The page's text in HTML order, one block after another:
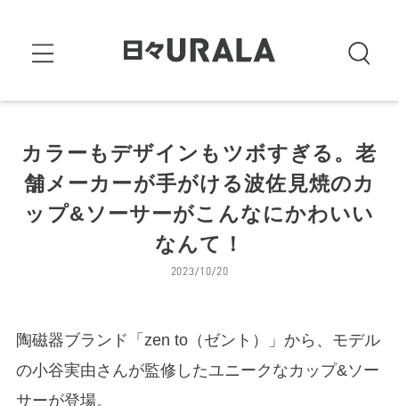
カラーもデザインもツボすぎる。老
舗メーカーが手がける波佐見焼のカ
ップ&ソーサーがこんなにかわいい
なんて！
2023/10/20
陶磁器ブランド「zen to（ゼント）」から、モデル
の小谷実由さんが監修したユニークなカップ&ソー
サーが登場。